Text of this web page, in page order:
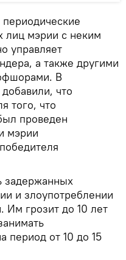
лиц мэрии с неким
управляет
а также другими
В
что
того, что
проведен
мэрии
задержанных
и злоупотреблении
грозит до 10 лет
период от 10 до 15